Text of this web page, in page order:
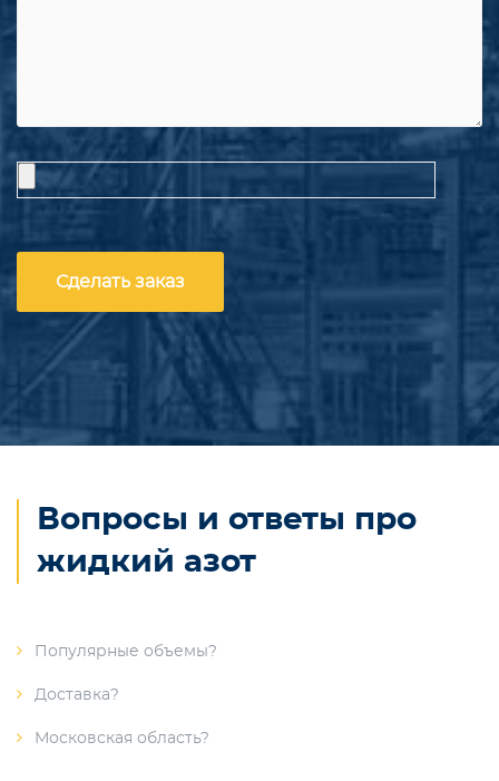
Вопросы и ответы про
жидкий азот
Популярные объемы?
Доставка?
Московская область?